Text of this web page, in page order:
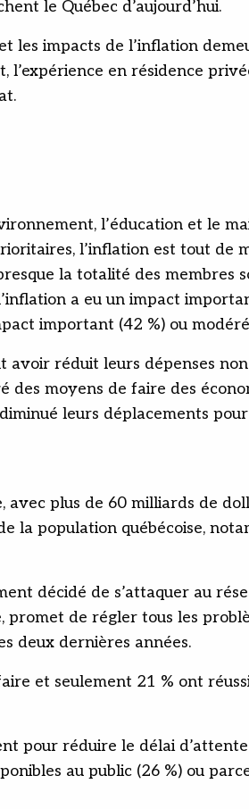
le Québec d’aujourd’hui.
les impacts de l’inflation
en résidence
l’éducation et le
l’inflation est tout de
la totalité des membres
a eu un impact
important (42 %) ou
réduit leurs dépenses
moyens de faire des
leurs déplacements
plus de 60 milliards de
la population québécoise,
décidé de s’attaquer au
promet de régler tous les
deux dernières années.
et seulement 21 % ont
réduire le délai d’attente
au public (26 %) ou